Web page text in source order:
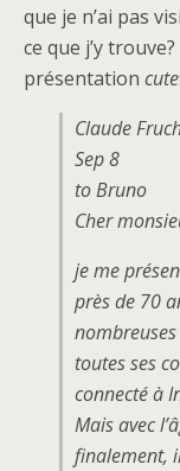
que je n’ai pas
ce que j’y
présentation cute:
Claude
Sep 8
to Bruno
Cher
je me
près de 70
toutes ses
connecté à
Mais avec
finalement,